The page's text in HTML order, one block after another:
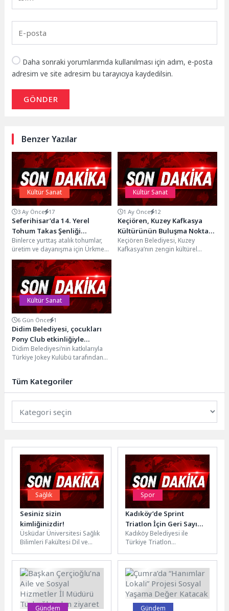
Daha sonraki yorumlarımda kullanılması için adım, e-posta
adresim ve site adresim bu tarayıcıya kaydedilsin.
GÖNDER
Benzer Yazılar
Kültür Sanat
3 Ay Önce 17
Seferihisar’da 14. Yerel
Tohum Takas Şenliği
coşkuyla gerçekleşti
Binlerce yurttaş atalık tohumlar,
üretim ve dayanışma için Ürkmez
Meydanı’nda buluştu.Seferihisar
Belediyesi’nin geleneksel hale
getirdiği...
Kültür Sanat
1 Ay Önce 12
Keçiören, Kuzey Kafkasya
Kültürünün Buluşma Noktası
Oldu
Keçiören Belediyesi, Kuzey
Kafkasya’nın zengin kültürel
Kültür Sanat
6 Gün Önce 1
Didim Belediyesi, çocukları
Pony Club etkinliğiyle
buluşturdu
Didim Belediyesi’nin katkılarıyla
Türkiye Jokey Kulübü tarafından
ağırladı....
Tüm Kategoriler
Sağlık
Sesiniz sizin
kimliğinizdir!
Üsküdar Üniversitesi Sağlık
Bilimleri Fakültesi Dil ve
Başkan Yardımcısı Dr. Öğr.
Üyesi Maral...
Spor
Kadıköy’de Sprint
Triatlon İçin Geri Sayım
Başladı
Kadıköy Belediyesi ile
Türkiye Triatlon
Ağustos'ta düzenlenecek
Kadıköy Sprint Triatlonu'nda
yaklaşık...
Gündem Gündem